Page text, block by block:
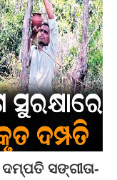
ସଙ୍ଗୀତା-